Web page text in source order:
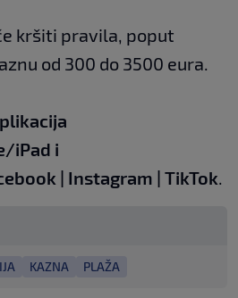
kršiti pravila, poput
od 300 do 3500 eura.
iPad i
| Instagram | TikTok.
KAZNA PLAŽA